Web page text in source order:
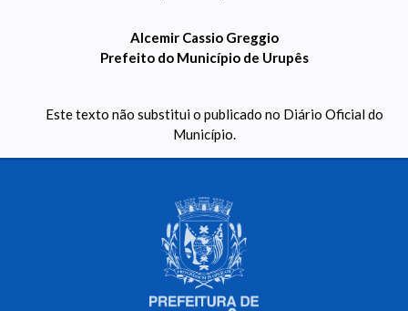
Alcemir Cassio Greggio
Prefeito do Município de Urupês
Este texto não substitui o publicado no Diário Oficial do
Município.